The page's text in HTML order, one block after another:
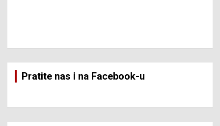
Pratite nas i na Facebook-u